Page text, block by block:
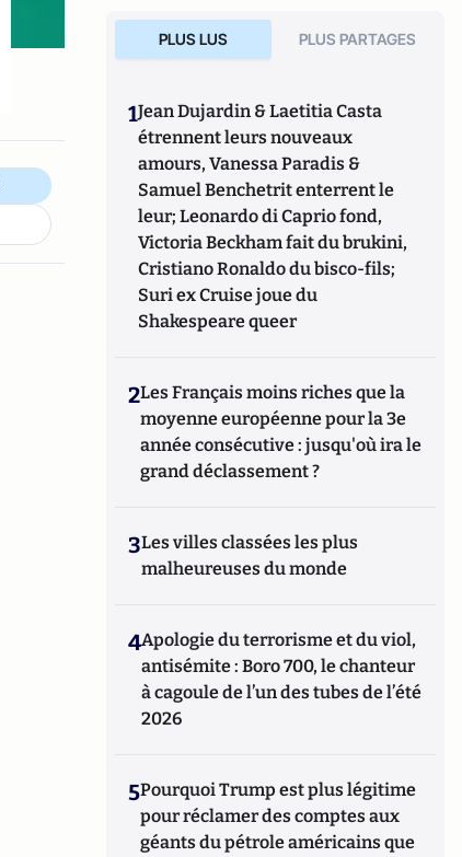
PLUS LUS PLUS PARTAGES
1Jean Dujardin & Laetitia Casta
étrennent leurs nouveaux
amours, Vanessa Paradis &
Samuel Benchetrit enterrent le
leur; Leonardo di Caprio fond,
Victoria Beckham fait du brukini,
Cristiano Ronaldo du bisco-fils;
Suri ex Cruise joue du
Shakespeare queer
2Les Français moins riches que la
moyenne européenne pour la 3e
année consécutive : jusqu'où ira le
grand déclassement ?
3Les villes classées les plus
malheureuses du monde
4Apologie du terrorisme et du viol,
antisémite : Boro 700, le chanteur
à cagoule de l’un des tubes de l’été
2026
5Pourquoi Trump est plus légitime
pour réclamer des comptes aux
géants du pétrole américains que